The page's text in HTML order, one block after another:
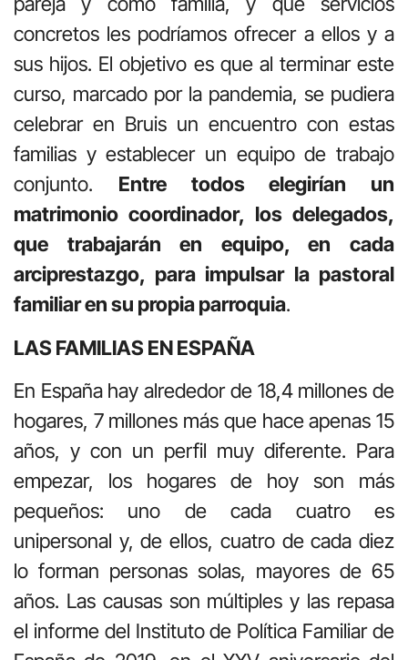
concretos les podríamos ofrecer a ellos y a
sus hijos. El objetivo es que al terminar este
curso, marcado por la pandemia, se pudiera
celebrar en Bruis un encuentro con estas
familias y establecer un equipo de trabajo
conjunto. Entre todos elegirían un
matrimonio coordinador, los delegados,
que trabajarán en equipo, en cada
arciprestazgo, para impulsar la pastoral
familiar en su propia parroquia.
LAS FAMILIAS EN ESPAÑA
En España hay alrededor de 18,4 millones de
hogares, 7 millones más que hace apenas 15
años, y con un perfil muy diferente. Para
empezar, los hogares de hoy son más
pequeños: uno de cada cuatro es
unipersonal y, de ellos, cuatro de cada diez
lo forman personas solas, mayores de 65
años. Las causas son múltiples y las repasa
el informe del Instituto de Política Familiar de